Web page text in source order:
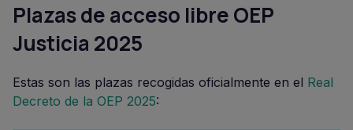
Plazas de acceso libre OEP
Justicia 2025
Estas son las plazas recogidas oficialmente en el Real
Decreto de la OEP 2025: